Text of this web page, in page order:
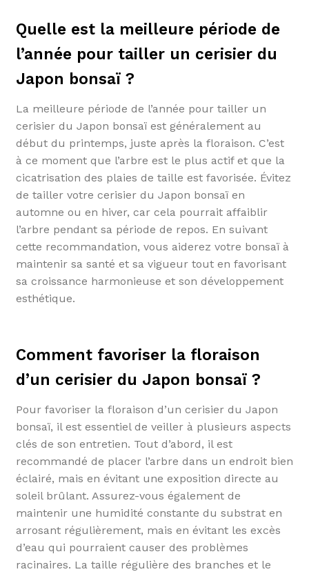
Quelle est la meilleure période de
l’année pour tailler un cerisier du
Japon bonsaï ?
La meilleure période de l’année pour tailler un
cerisier du Japon bonsaï est généralement au
début du printemps, juste après la floraison. C’est
à ce moment que l’arbre est le plus actif et que la
cicatrisation des plaies de taille est favorisée. Évitez
de tailler votre cerisier du Japon bonsaï en
automne ou en hiver, car cela pourrait affaiblir
l’arbre pendant sa période de repos. En suivant
cette recommandation, vous aiderez votre bonsaï à
maintenir sa santé et sa vigueur tout en favorisant
sa croissance harmonieuse et son développement
esthétique.
Comment favoriser la floraison
d’un cerisier du Japon bonsaï ?
Pour favoriser la floraison d’un cerisier du Japon
bonsaï, il est essentiel de veiller à plusieurs aspects
clés de son entretien. Tout d’abord, il est
recommandé de placer l’arbre dans un endroit bien
éclairé, mais en évitant une exposition directe au
soleil brûlant. Assurez-vous également de
maintenir une humidité constante du substrat en
arrosant régulièrement, mais en évitant les excès
d’eau qui pourraient causer des problèmes
racinaires. La taille régulière des branches et le